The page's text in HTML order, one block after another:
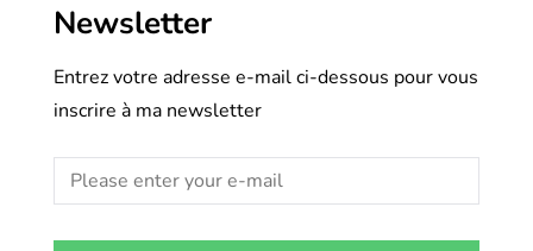
Newsletter
Entrez votre adresse e-mail ci-dessous pour vous
inscrire à ma newsletter